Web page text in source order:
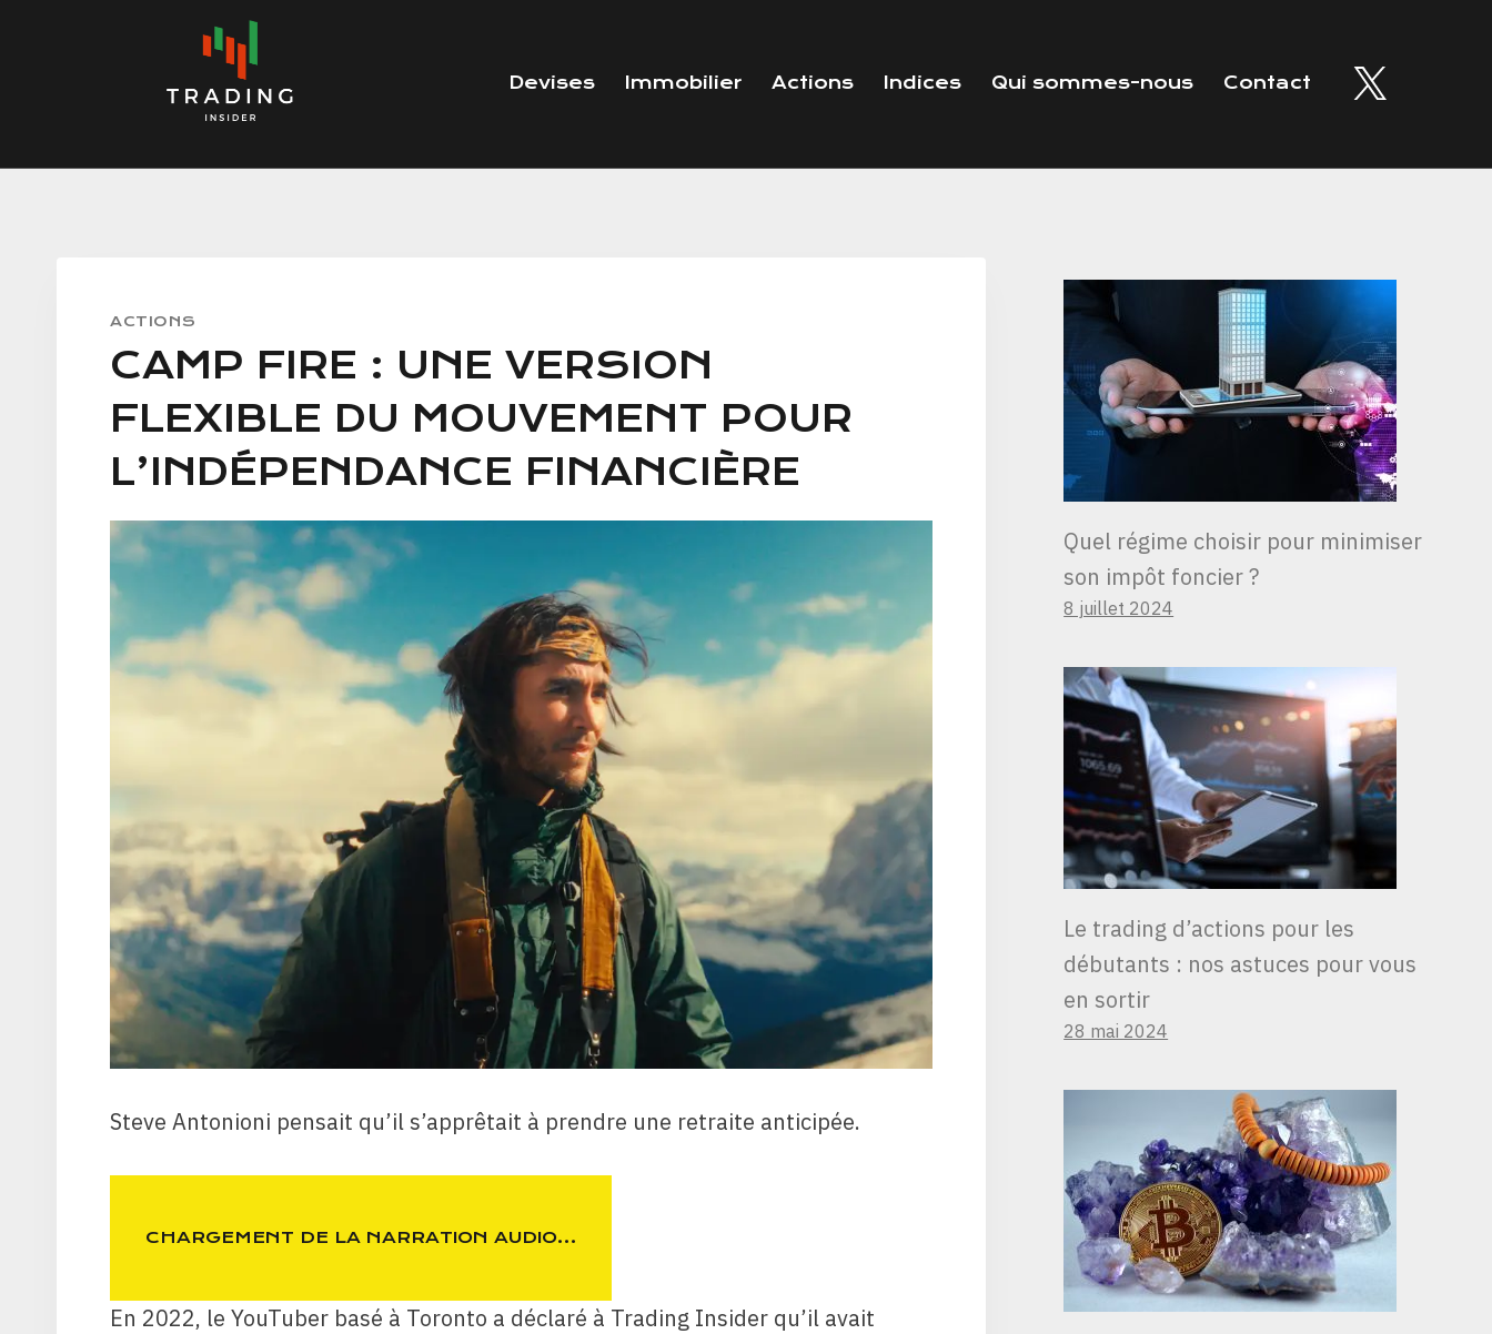
Devises Immobilier Actions Indices Qui sommes-nous Contact
ACTIONS
CAMP FIRE : UNE VERSION
FLEXIBLE DU MOUVEMENT POUR
L’INDÉPENDANCE FINANCIÈRE
Steve Antonioni pensait qu’il s’apprêtait à prendre une retraite anticipée.
CHARGEMENT DE LA NARRATION AUDIO…
En 2022, le YouTuber basé à Toronto a déclaré à Trading Insider qu’il avait
Quel régime choisir pour minimiser
son impôt foncier ?
8 juillet 2024
Le trading d’actions pour les
débutants : nos astuces pour vous
en sortir
28 mai 2024